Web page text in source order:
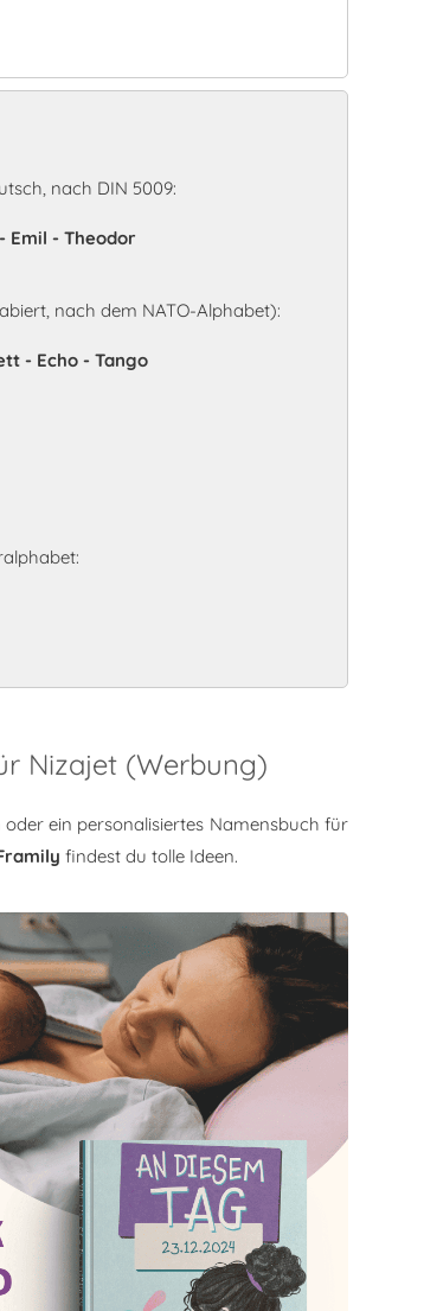
nach DIN 5009:
Emil - Theodor
nach dem NATO-Alphabet):
- Echo - Tango
Nizajet (Werbung)
ein personalisiertes Namensbuch für
findest du tolle Ideen.